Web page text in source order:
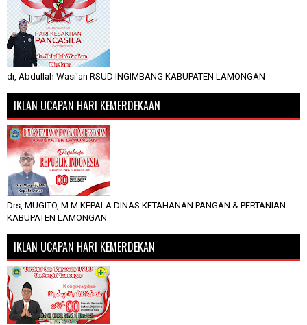
dr, Abdullah Wasi'an RSUD INGIMBANG KABUPATEN LAMONGAN
IKLAN UCAPAN HARI KEMERDEKAAN
Drs, MUGITO, M.M KEPALA DINAS KETAHANAN PANGAN & PERTANIAN
KABUPATEN LAMONGAN
IKLAN UCAPAN HARI KEMERDEKAN